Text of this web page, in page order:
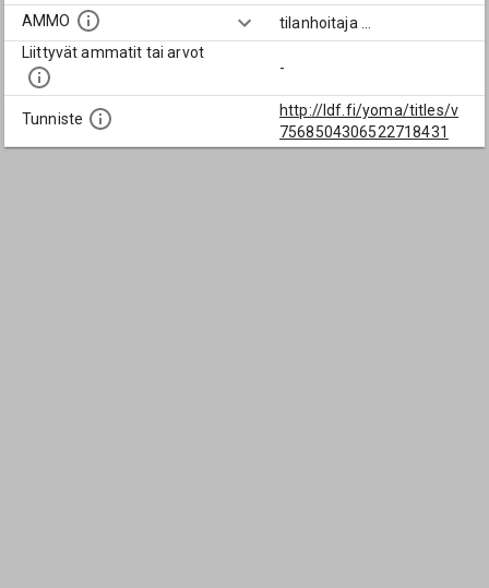
AMMO
tilanhoitaja
Liittyvät ammatit tai arvot
-
Tunniste
http://ldf.fi/yoma/titles/v
7568504306522718431